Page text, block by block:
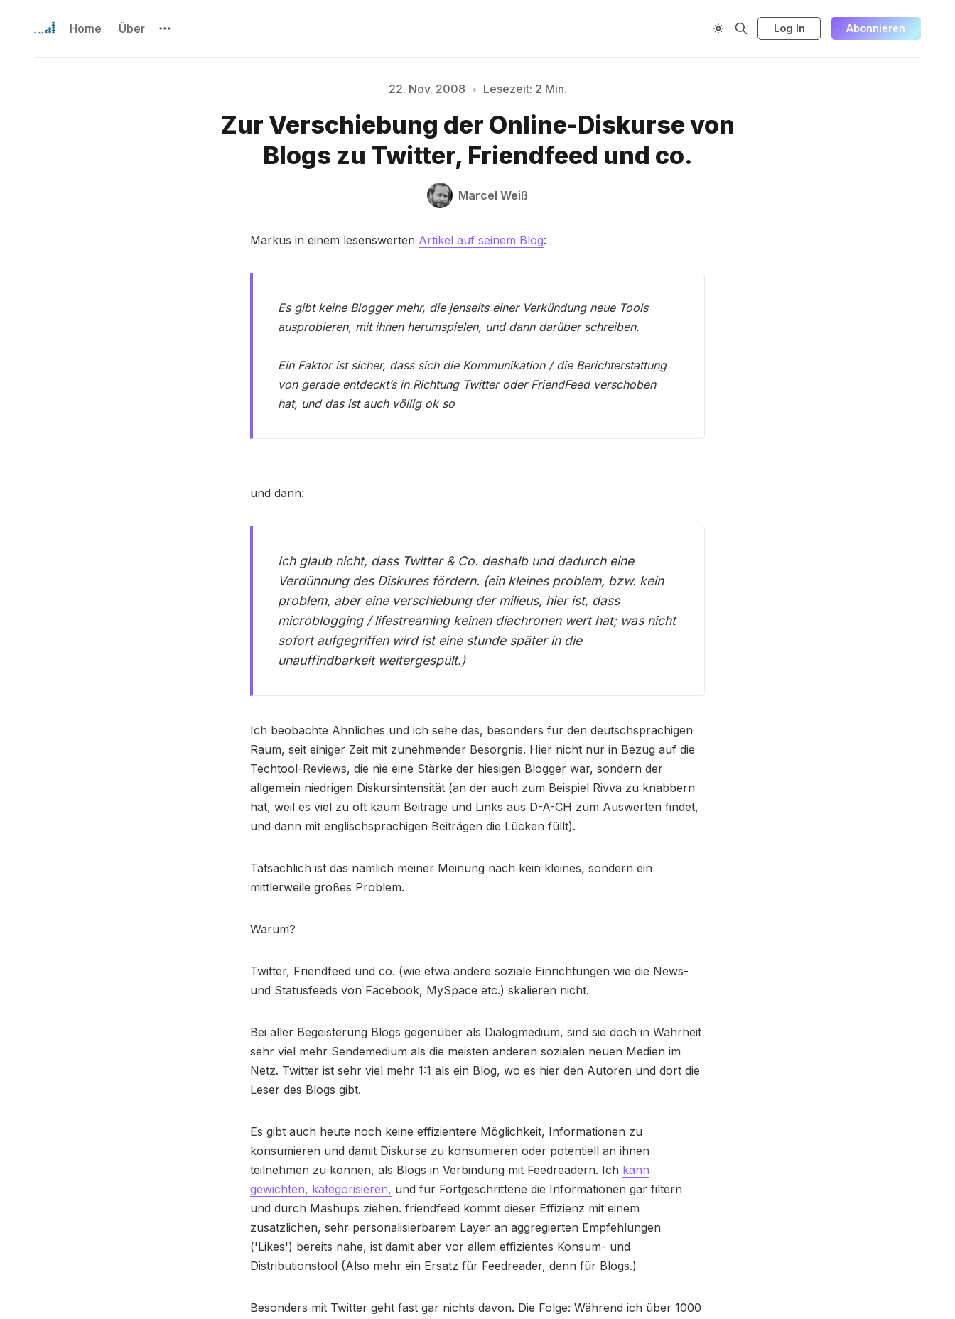
Home Über Log In Abonnieren
Bitte geben Sie mindestens 3 Zeichen ein
22. Nov. 2008 • Lesezeit: 2 Min.
Zur Verschiebung der Online-Diskurse von
Blogs zu Twitter, Friendfeed und co.
Marcel Weiß
Markus in einem lesenswerten Artikel auf seinem Blog:
Es gibt keine Blogger mehr, die jenseits einer Verkündung neue Tools
ausprobieren, mit ihnen herumspielen, und dann darüber schreiben.
Ein Faktor ist sicher, dass sich die Kommunikation / die Berichterstattung
von gerade entdeckt’sin Richtung Twitter oder FriendFeed verschoben
hat, und das ist auch völlig ok so
und dann:
Ich glaub nicht, dass Twitter & Co. deshalb und dadurch eine
Verdünnung des Diskures fördern. (ein kleines problem, bzw. kein
problem, aber eine verschiebung der milieus, hier ist, dass
microblogging / lifestreaming keinen diachronen wert hat; was nicht
sofort aufgegriffen wird ist eine stunde später in die
unauffindbarkeit weitergespült.)
Ich beobachte Ähnliches und ich sehe das, besonders für den deutschsprachigen
Raum, seit einiger Zeit mit zunehmender Besorgnis. Hier nicht nur in Bezug auf die
Techtool-Reviews, die nie eine Stärke der hiesigen Blogger war, sondern der
allgemein niedrigen Diskursintensität (an der auch zum Beispiel Rivva zu knabbern
hat, weil es viel zu oft kaum Beiträge und Links aus D-A-CH zum Auswerten findet,
und dann mit englischsprachigen Beiträgen die Lücken füllt).
Tatsächlich ist das nämlich meiner Meinung nach kein kleines, sondern ein
mittlerweile großes Problem.
Warum?
Twitter, Friendfeed und co. (wie etwa andere soziale Einrichtungen wie die News-
und Statusfeeds von Facebook, MySpace etc.) skalieren nicht.
Bei aller Begeisterung Blogs gegenüber als Dialogmedium, sind sie doch in Wahrheit
sehr viel mehr Sendemedium als die meisten anderen sozialen neuen Medien im
Netz. Twitter ist sehr viel mehr 1:1 als ein Blog, wo es hier den Autoren und dort die
Leser des Blogs gibt.
Es gibt auch heute noch keine effizientere Möglichkeit, Informationen zu
konsumieren und damit Diskurse zu konsumieren oder potentiell an ihnen
teilnehmen zu können, als Blogs in Verbindung mit Feedreadern. Ich kann
gewichten, kategorisieren, und für Fortgeschrittene die Informationen gar filtern
und durch Mashups ziehen. friendfeed kommt dieser Effizienz mit einem
zusätzlichen, sehr personalisierbarem Layer an aggregierten Empfehlungen
('Likes') bereits nahe, ist damit aber vor allem effizientes Konsum- und
Distributionstool (Also mehr ein Ersatz für Feedreader, denn für Blogs.)
Besonders mit Twitter geht fast gar nichts davon. Die Folge: Während ich über 1000